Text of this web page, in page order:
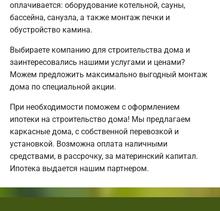
оплачивается: оборудование котельной, сауны,
бассейна, санузла, а также монтаж печки и
обустройство камина.
Выбираете компанию для строительства дома и
заинтересовались нашими услугами и ценами?
Можем предложить максимально выгодный монтаж
дома по специальной акции.
При необходимости поможем с оформлением
ипотеки на строительство дома! Мы предлагаем
каркасные дома, с собственной перевозкой и
установкой. Возможна оплата наличными
средствами, в рассрочку, за материнский капитал.
Ипотека выдается нашим партнером.